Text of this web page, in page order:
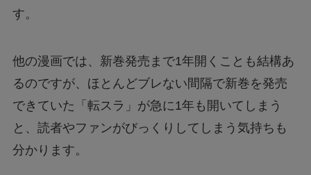
す。
他の漫画では、新巻発売まで1年開くことも結構あ
るのですが、ほとんどブレない間隔で新巻を発売
できていた「転スラ」が急に1年も開いてしまう
と、読者やファンがびっくりしてしまう気持ちも
分かります。